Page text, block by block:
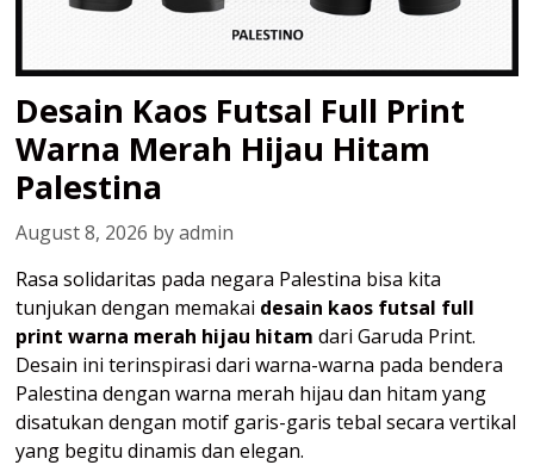
Desain Kaos Futsal Full Print
Warna Merah Hijau Hitam
Palestina
August 8, 2026 byadmin
Rasa solidaritas pada negara Palestina bisa kita
tunjukan dengan memakai desain kaos futsal full
print warna merah hijau hitam dari Garuda Print.
Desain ini terinspirasi dari warna-warna pada bendera
Palestina dengan warna merah hijau dan hitam yang
disatukan dengan motif garis-garis tebal secara vertikal
yang begitu dinamis dan elegan.